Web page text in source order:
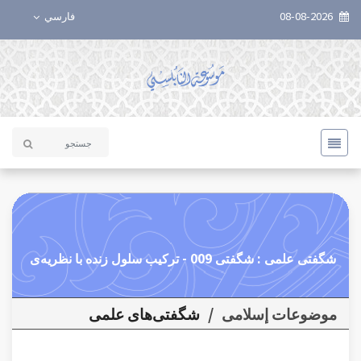
فارسي
شگفتی علمی : شگفتی 009 - تركيب سلول زنده با نظريه‌ی
موضوعات إسلامی / شگفتی‌های علمی